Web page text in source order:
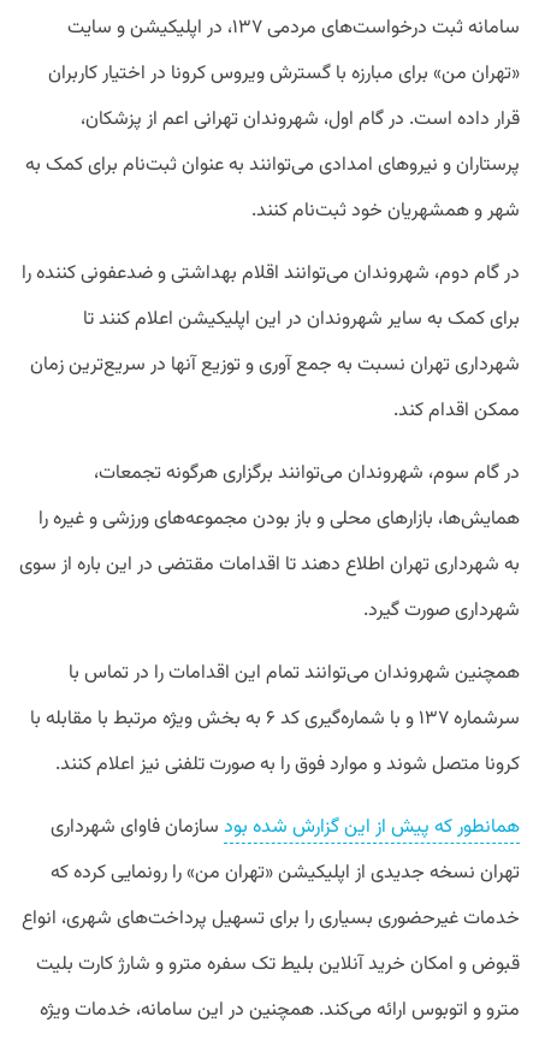
سامانه ثبت درخواست‌های مردمی ۱۳۷، در اپلیکیشن و سایت
«تهران من» برای مبارزه با گسترش ویروس کرونا در اختیار کاربران
قرار داده است. در گام اول، شهروندان تهرانی اعم از پزشکان،
پرستاران و نیروهای امدادی می‌توانند به عنوان ثبت‌نام برای کمک به
شهر و همشهریان خود ثبت‌نام کنند.
در گام دوم، شهروندان می‌توانند اقلام بهداشتی و ضدعفونی کننده را
برای کمک به سایر شهروندان در این اپلیکیشن اعلام کنند تا
شهرداری تهران نسبت به جمع آوری و توزیع آنها در سریع‌ترین زمان
ممکن اقدام کند.
در گام سوم، شهروندان می‌توانند برگزاری هرگونه تجمعات،
همایش‌ها، بازارهای محلی و باز بودن مجموعه‌های ورزشی و غیره را
به شهرداری تهران اطلاع دهند تا اقدامات مقتضی در این باره از سوی
شهرداری صورت گیرد.
همچنین شهروندان می‌توانند تمام این اقدامات را در تماس با
سرشماره ۱۳۷ و با شماره‌گیری کد ۶ به بخش ویژه مرتبط با مقابله با
کرونا متصل شوند و موارد فوق را به صورت تلفنی نیز اعلام کنند.
همانطور که پیش از این گزارش شده بود سازمان فاوای شهرداری
تهران نسخه جدیدی از اپلیکیشن «تهران من» را رونمایی کرده که
خدمات غیرحضوری بسیاری را برای تسهیل پرداخت‌های شهری، انواع
قبوض و امکان خرید آنلاین بلیط تک سفره مترو و شارژ کارت بلیت
مترو و اتوبوس ارائه می‌کند. همچنین در این سامانه، خدمات ویژه